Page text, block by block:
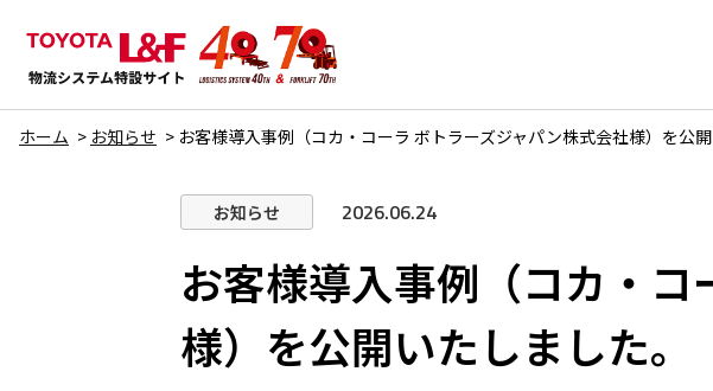
ホーム お知らせ お客様導入事例（コカ・コーラ ボトラーズジャパン株式会社様）を公開
お知らせ 2026.06.24
お客様導入事例（コカ・
様）を公開いたしました。